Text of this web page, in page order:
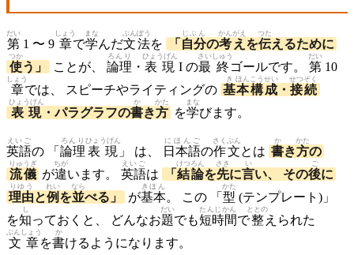
第
だい
1 〜 9 章
しょう
で学
まな
んだ文法
ぶんぽう
を 「 自分
じぶん
の考え
かんがえ
を伝
つた
えるために
使
つか
う」 ことが、 論理
ろんり
・ 表現
ひょうげん
I の最
さい
終
しゅう
ゴールです。 第
だい
10
章
しょう
では、 スピーチやライティングの 基
き
本
ほん
構
こう
成
せい
・ 接
せつ
続
ぞく
表現
ひょうげん
・パラグラフの書
か
き方
かた
を学
まな
びます。
英語
えいご
の 「 論理
ろんり
表現
ひょうげん
」 は、 日本語
にほんご
の作文
さくぶん
とは 書
か
き方
かた
の
流儀
りゅうぎ
が違
ちが
います。 英語
えいご
は 「 結論
けつろん
を先
さき
に言
い
い、 その後
ご
に
理由
りゆう
と例
れい
を並
なら
べる」 が基本
きほん
。 この 「 型
かた
(テンプレート)」
を知
し
っておくと、 どんなお題
だい
でも短時間
たんじかん
で整
ととの
えられた
文章
ぶんしょう
を書
か
けるようになります。